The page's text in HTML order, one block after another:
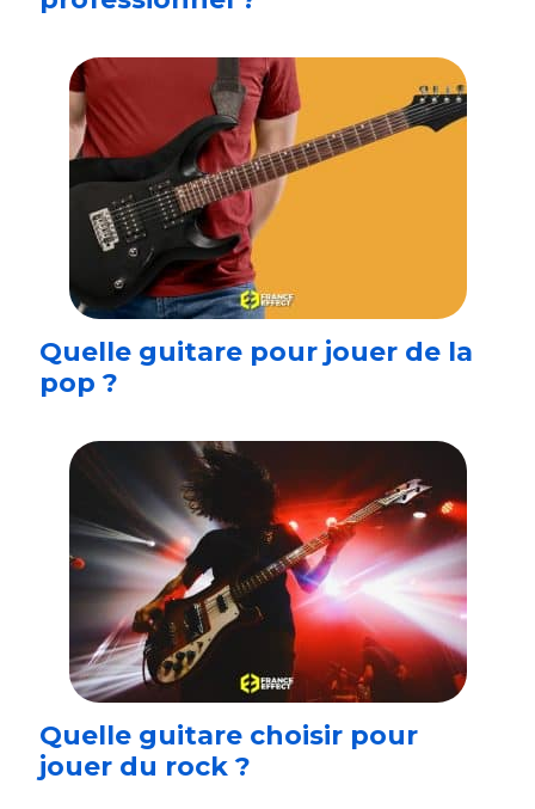
Quelle guitare pour jouer de la
pop ?
Quelle guitare choisir pour
jouer du rock ?